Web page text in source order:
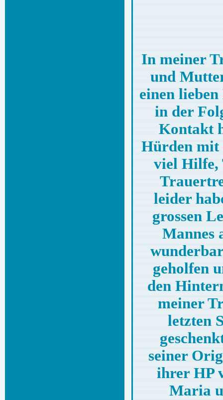
In meiner
und
einen
in der
Kontakt
Hürden mit
viel Hilfe,
leider
grossen
Mannes
geholfen
den
meiner
letzten
seiner
ihrer HP
Maria